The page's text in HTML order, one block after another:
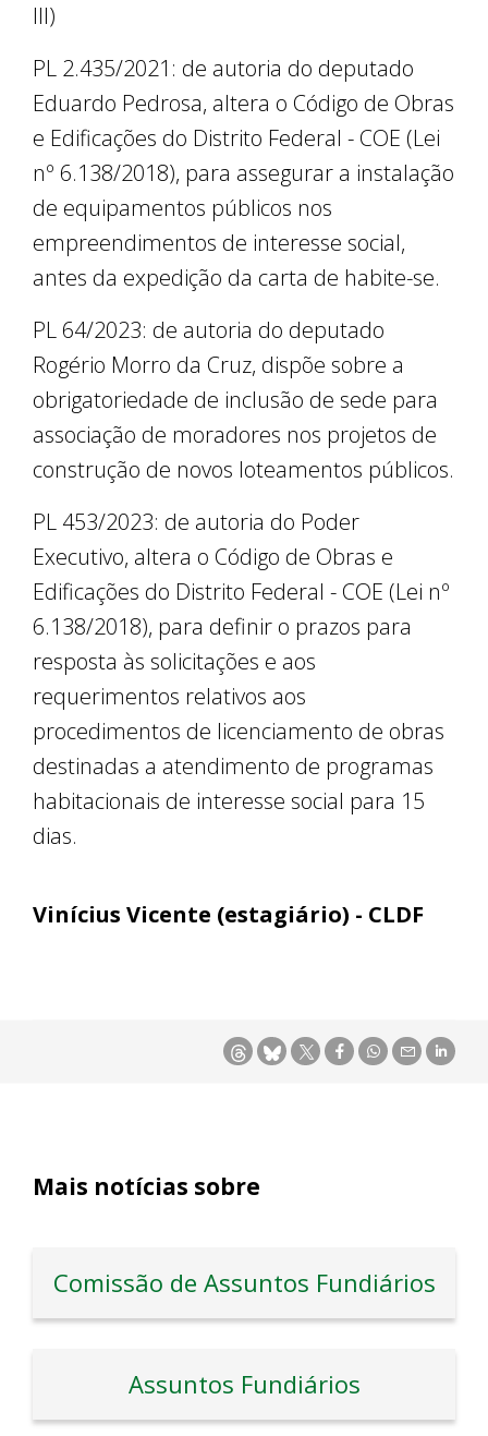
III)
PL 2.435/2021: de autoria do deputado
Eduardo Pedrosa, altera o Código de Obras
e Edificações do Distrito Federal - COE (Lei
nº 6.138/2018), para assegurar a instalação
de equipamentos públicos nos
empreendimentos de interesse social,
antes da expedição da carta de habite-se.
PL 64/2023: de autoria do deputado
Rogério Morro da Cruz, dispõe sobre a
obrigatoriedade de inclusão de sede para
associação de moradores nos projetos de
construção de novos loteamentos públicos.
PL 453/2023: de autoria do Poder
Executivo, altera o Código de Obras e
Edificações do Distrito Federal - COE (Lei nº
6.138/2018), para definir o prazos para
resposta às solicitações e aos
requerimentos relativos aos
procedimentos de licenciamento de obras
destinadas a atendimento de programas
habitacionais de interesse social para 15
dias.
Vinícius Vicente (estagiário) - CLDF
Mais notícias sobre
Comissão de Assuntos Fundiários
Assuntos Fundiários